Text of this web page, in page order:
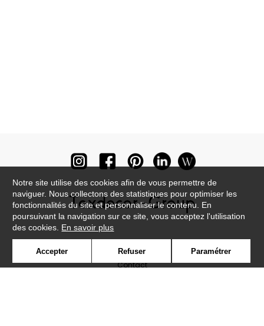
Contact
Notre site utilise des cookies afin de vous permettre de
naviguer. Nous collectons des statistiques pour optimiser les
fonctionnalités du site et personnaliser le contenu. En
poursuivant la navigation sur ce site, vous acceptez l'utilisation
des cookies. En savoir plus
Accepter Refuser Paramétrer